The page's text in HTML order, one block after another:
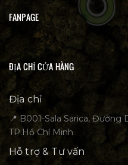
FANPAGE
ĐỊA CHỈ CỬA HÀNG
Địa chỉ
📍 B001-Sala Sarica,
TP.Hồ Chí Minh
Hỗ trợ & Tư vấn